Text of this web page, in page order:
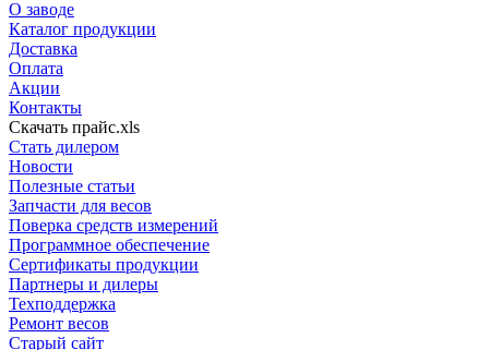
О заводе
Каталог продукции
Доставка
Оплата
Акции
Контакты
Скачать прайс.xls
Стать дилером
Новости
Полезные статьи
Запчасти для весов
Поверка средств измерений
Программное обеспечение
Сертификаты продукции
Партнеры и дилеры
Техподдержка
Ремонт весов
Старый сайт